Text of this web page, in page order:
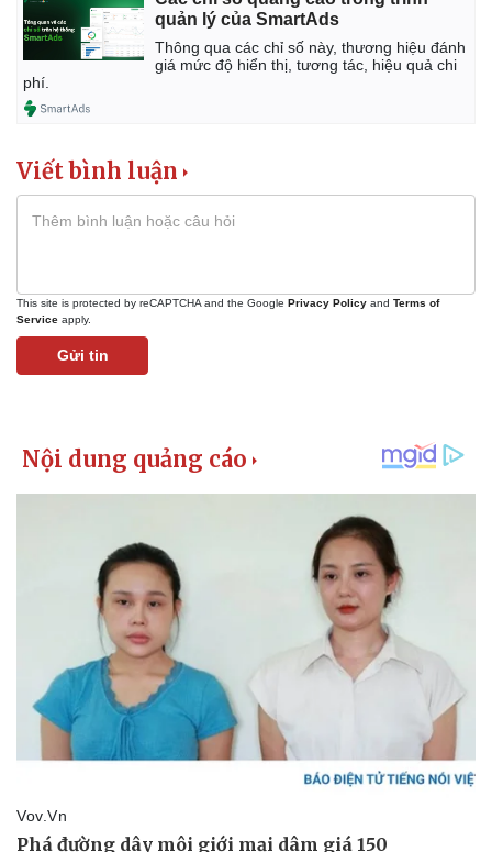
quản lý của SmartAds
Thông qua các chỉ số này, thương hiệu đánh
giá mức độ hiển thị, tương tác, hiệu quả chi
phí.
Viết bình luận
This site is protected by reCAPTCHA and the Google Privacy Policy and Terms of
Service apply.
Gửi tin